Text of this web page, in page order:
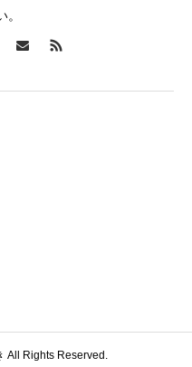
。
All Rights Reserved.